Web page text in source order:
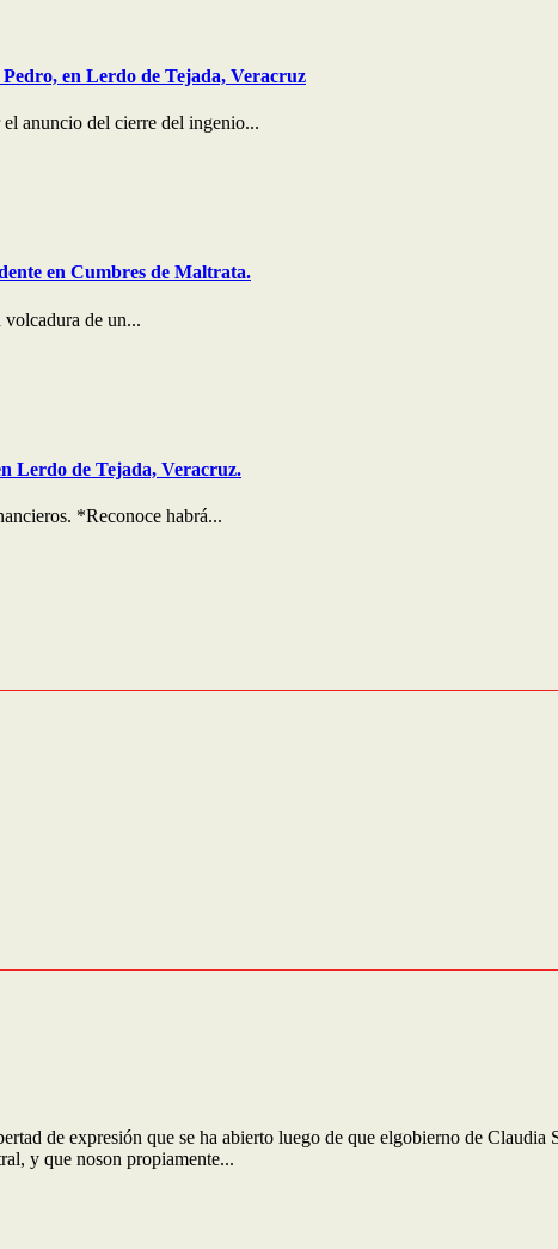
en Lerdo de Tejada, Veracruz
anuncio del cierre del ingenio...
en Cumbres de Maltrata.
de un...
Lerdo de Tejada, Veracruz.
*Reconoce habrá...
de expresión que se ha abierto luego de que elgobierno de Claudia
y que noson propiamente...